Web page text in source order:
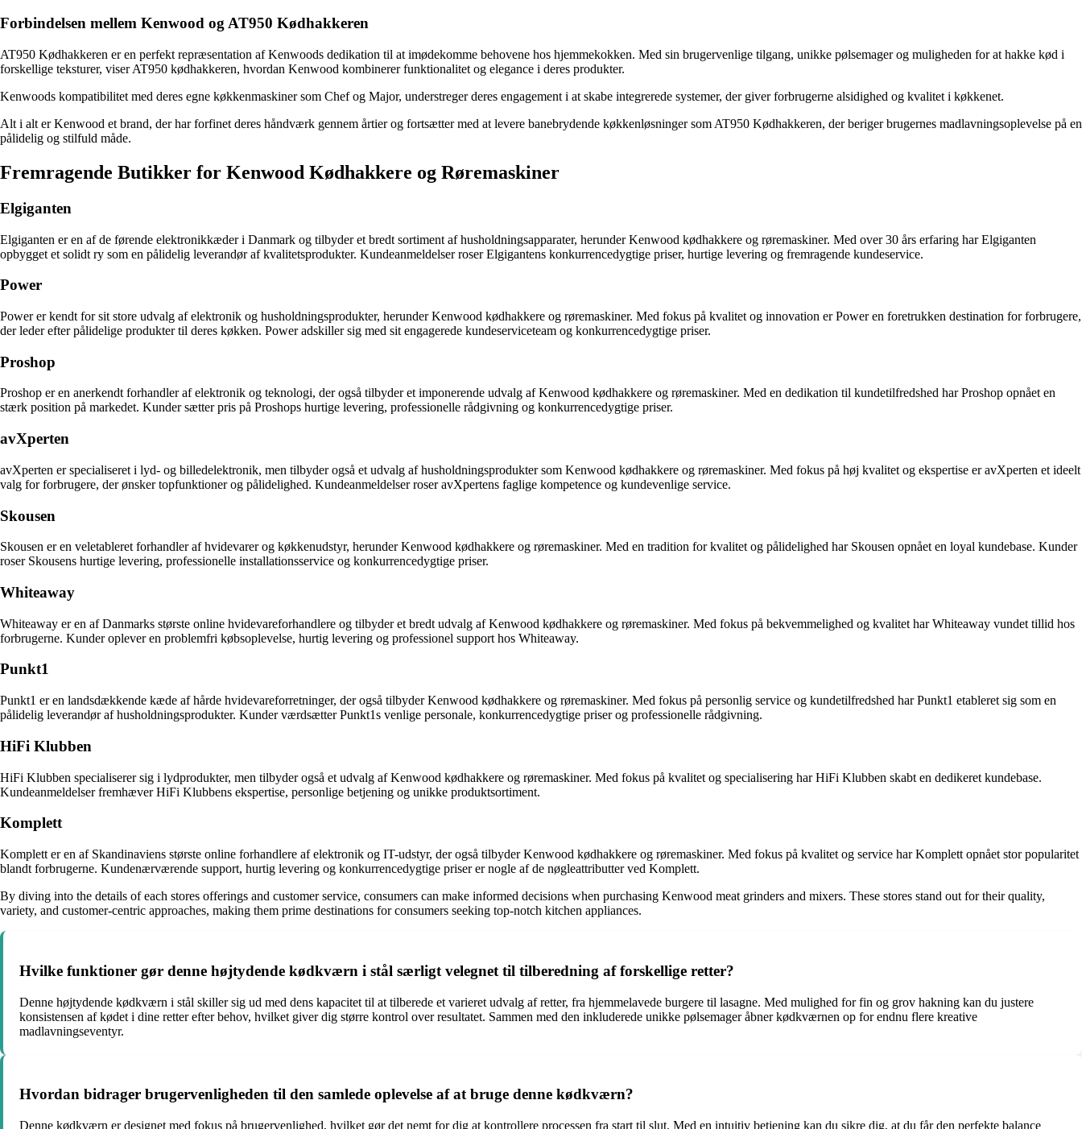
Forbindelsen mellem Kenwood og AT950 Kødhakkeren
AT950 Kødhakkeren er en perfekt repræsentation af Kenwoods dedikation til at imødekomme behovene hos hjemmekokken. Med sin brugervenlige tilgang, unikke pølsemager og muligheden for at hakke kød i
forskellige teksturer, viser AT950 kødhakkeren, hvordan Kenwood kombinerer funktionalitet og elegance i deres produkter.
Kenwoods kompatibilitet med deres egne køkkenmaskiner som Chef og Major, understreger deres engagement i at skabe integrerede systemer, der giver forbrugerne alsidighed og kvalitet i køkkenet.
Alt i alt er Kenwood et brand, der har forfinet deres håndværk gennem årtier og fortsætter med at levere banebrydende køkkenløsninger som AT950 Kødhakkeren, der beriger brugernes madlavningsoplevelse på en
pålidelig og stilfuld måde.
Fremragende Butikker for Kenwood Kødhakkere og Røremaskiner
Elgiganten
Elgiganten er en af de førende elektronikkæder i Danmark og tilbyder et bredt sortiment af husholdningsapparater, herunder Kenwood kødhakkere og røremaskiner. Med over 30 års erfaring har Elgiganten
opbygget et solidt ry som en pålidelig leverandør af kvalitetsprodukter. Kundeanmeldelser roser Elgigantens konkurrencedygtige priser, hurtige levering og fremragende kundeservice.
Power
Power er kendt for sit store udvalg af elektronik og husholdningsprodukter, herunder Kenwood kødhakkere og røremaskiner. Med fokus på kvalitet og innovation er Power en foretrukken destination for forbrugere,
der leder efter pålidelige produkter til deres køkken. Power adskiller sig med sit engagerede kundeserviceteam og konkurrencedygtige priser.
Proshop
Proshop er en anerkendt forhandler af elektronik og teknologi, der også tilbyder et imponerende udvalg af Kenwood kødhakkere og røremaskiner. Med en dedikation til kundetilfredshed har Proshop opnået en
stærk position på markedet. Kunder sætter pris på Proshops hurtige levering, professionelle rådgivning og konkurrencedygtige priser.
avXperten
avXperten er specialiseret i lyd- og billedelektronik, men tilbyder også et udvalg af husholdningsprodukter som Kenwood kødhakkere og røremaskiner. Med fokus på høj kvalitet og ekspertise er avXperten et ideelt
valg for forbrugere, der ønsker topfunktioner og pålidelighed. Kundeanmeldelser roser avXpertens faglige kompetence og kundevenlige service.
Skousen
Skousen er en veletableret forhandler af hvidevarer og køkkenudstyr, herunder Kenwood kødhakkere og røremaskiner. Med en tradition for kvalitet og pålidelighed har Skousen opnået en loyal kundebase. Kunder
roser Skousens hurtige levering, professionelle installationsservice og konkurrencedygtige priser.
Whiteaway
Whiteaway er en af Danmarks største online hvidevareforhandlere og tilbyder et bredt udvalg af Kenwood kødhakkere og røremaskiner. Med fokus på bekvemmelighed og kvalitet har Whiteaway vundet tillid hos
forbrugerne. Kunder oplever en problemfri købsoplevelse, hurtig levering og professionel support hos Whiteaway.
Punkt1
Punkt1 er en landsdækkende kæde af hårde hvidevareforretninger, der også tilbyder Kenwood kødhakkere og røremaskiner. Med fokus på personlig service og kundetilfredshed har Punkt1 etableret sig som en
pålidelig leverandør af husholdningsprodukter. Kunder værdsætter Punkt1s venlige personale, konkurrencedygtige priser og professionelle rådgivning.
HiFi Klubben
HiFi Klubben specialiserer sig i lydprodukter, men tilbyder også et udvalg af Kenwood kødhakkere og røremaskiner. Med fokus på kvalitet og specialisering har HiFi Klubben skabt en dedikeret kundebase.
Kundeanmeldelser fremhæver HiFi Klubbens ekspertise, personlige betjening og unikke produktsortiment.
Komplett
Komplett er en af Skandinaviens største online forhandlere af elektronik og IT-udstyr, der også tilbyder Kenwood kødhakkere og røremaskiner. Med fokus på kvalitet og service har Komplett opnået stor popularitet
blandt forbrugerne. Kundenærværende support, hurtig levering og konkurrencedygtige priser er nogle af de nøgleattributter ved Komplett.
By diving into the details of each stores offerings and customer service, consumers can make informed decisions when purchasing Kenwood meat grinders and mixers. These stores stand out for their quality,
variety, and customer-centric approaches, making them prime destinations for consumers seeking top-notch kitchen appliances.
Hvilke funktioner gør denne højtydende kødkværn i stål særligt velegnet til tilberedning af forskellige retter?
Denne højtydende kødkværn i stål skiller sig ud med dens kapacitet til at tilberede et varieret udvalg af retter, fra hjemmelavede burgere til lasagne. Med mulighed for fin og grov hakning kan du justere
konsistensen af kødet i dine retter efter behov, hvilket giver dig større kontrol over resultatet. Sammen med den inkluderede unikke pølsemager åbner kødkværnen op for endnu flere kreative
madlavningseventyr.
Hvordan bidrager brugervenligheden til den samlede oplevelse af at bruge denne kødkværn?
Denne kødkværn er designet med fokus på brugervenlighed, hvilket gør det nemt for dig at kontrollere processen fra start til slut. Med en intuitiv betjening kan du sikre dig, at du får den perfekte balance